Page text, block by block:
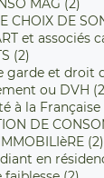
CHOIX DE
et associés
(2)
garde et droit
ou DVH
à la Française
DE
(2)
en